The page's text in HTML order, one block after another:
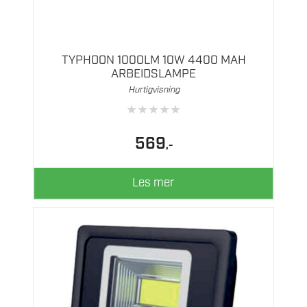
TYPHOON 1000LM 10W 4400 MAH
ARBEIDSLAMPE
Hurtigvisning
★★★★★
569,-
Les mer